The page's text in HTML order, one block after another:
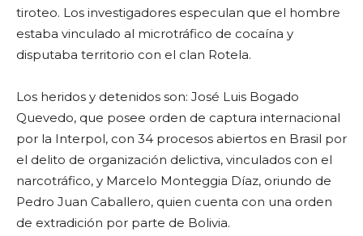
tiroteo. Los investigadores especulan que el hombre
estaba vinculado al microtráfico de cocaína y
disputaba territorio con el clan Rotela.
Los heridos y detenidos son: José Luis Bogado
Quevedo, que posee orden de captura internacional
por la Interpol, con 34 procesos abiertos en Brasil por
el delito de organización delictiva, vinculados con el
narcotráfico, y Marcelo Monteggia Díaz, oriundo de
Pedro Juan Caballero, quien cuenta con una orden
de extradición por parte de Bolivia.